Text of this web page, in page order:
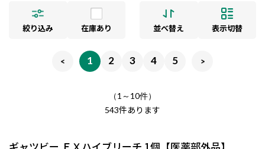
絞り込み 在庫あり
1 2 3 4 5
並べ替え 表示切替
（1～10件）
543件あります